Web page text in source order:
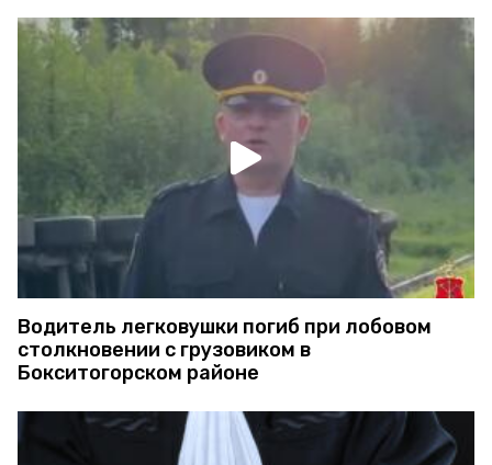
Водитель легковушки погиб при лобовом
столкновении с грузовиком в
Бокситогорском районе